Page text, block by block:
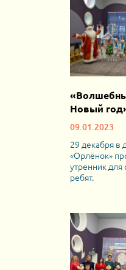
Новый
09.01.2023
29 декабря в
«Орлёнок»
утренник
ребят.